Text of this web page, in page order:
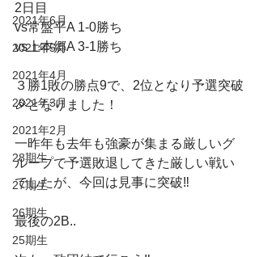
2021年6月
2021年5月
2021年4月
2021年3月
2021年2月
28期生
27期生
26期生
25期生
2日目
vs常盤平A 1-0勝ち
vs上本郷A 3-1勝ち
３勝1敗の勝点9で、2位となり予選突破
🎉となりました！
一昨年も去年も強豪が集まる厳しいグ
ループで予選敗退してきた厳しい戦い
でしたが、今回は見事に突破‼️
最後の2B..